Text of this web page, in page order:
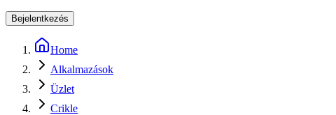
Bejelentkezés
Home
Alkalmazások
Üzlet
Crikle